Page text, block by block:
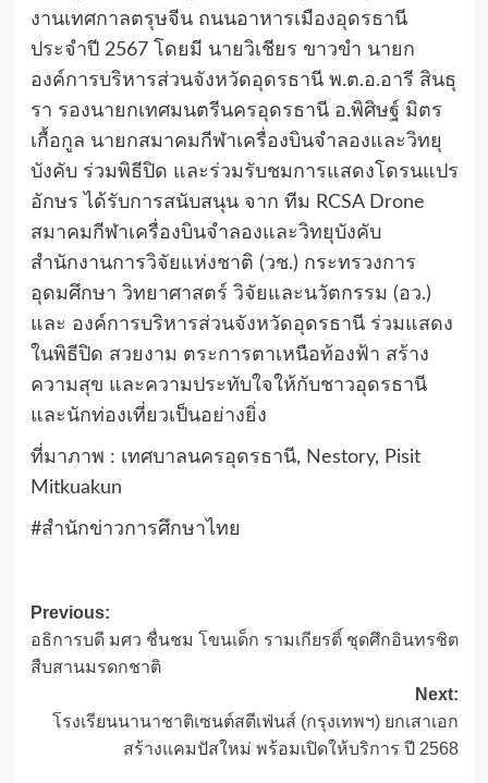
งานเทศกาลตรุษจีน ถนนอาหารเมืองอุดรธานี
ประจำปี 2567 โดยมี นายวิเชียร ขาวขำ นายก
องค์การบริหารส่วนจังหวัดอุดรธานี พ.ต.อ.อารี สินธุ
รา รองนายกเทศมนตรีนครอุดรธานี อ.พิศิษฐ์ มิตร
เกื้อกูล นายกสมาคมกีฬาเครื่องบินจำลองและวิทยุ
บังคับ ร่วมพิธีปิด และร่วมรับชมการแสดงโดรนแปร
อักษร ได้รับการสนับสนุน จาก ทีม RCSA Drone
สมาคมกีฬาเครื่องบินจำลองและวิทยุบังคับ
สำนักงานการวิจัยแห่งชาติ (วช.) กระทรวงการ
อุดมศึกษา วิทยาศาสตร์ วิจัยและนวัตกรรม (อว.)
และ องค์การบริหารส่วนจังหวัดอุดรธานี ร่วมแสดง
ในพิธีปิด สวยงาม ตระการตาเหนือท้องฟ้า สร้าง
ความสุข และความประทับใจให้กับชาวอุดรธานี
และนักท่องเที่ยวเป็นอย่างยิ่ง
ที่มาภาพ : เทศบาลนครอุดรธานี, Nestory, Pisit
Mitkuakun
#สำนักข่าวการศึกษาไทย
Post
navigation
Previous:
อธิการบดี มศว ชื่นชม โขนเด็ก รามเกียรติ์ ชุดศึกอินทรชิต
สืบสานมรดกชาติ
Next:
โรงเรียนนานาชาติเซนต์สตีเฟ่นส์ (กรุงเทพฯ) ยกเสาเอก
สร้างแคมปัสใหม่ พร้อมเปิดให้บริการ ปี 2568